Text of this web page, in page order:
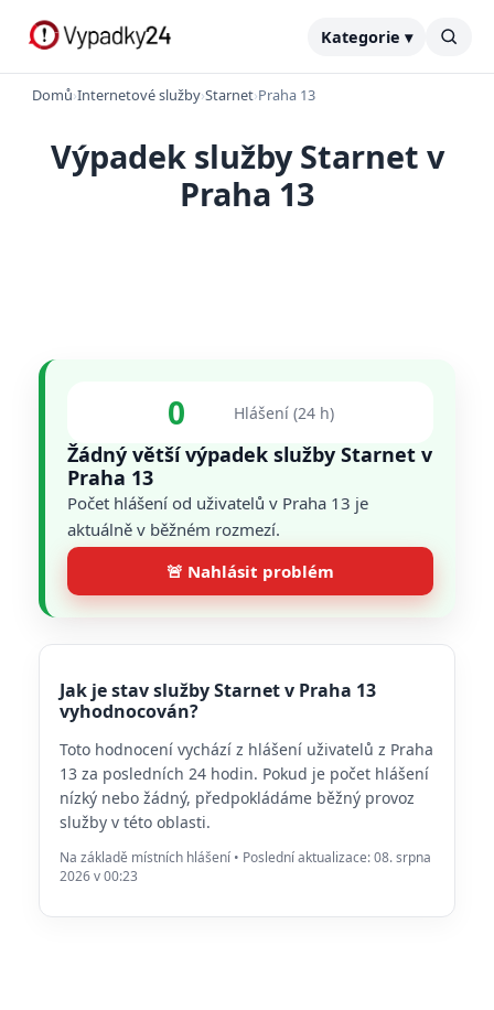
Kategorie ▾
Domů›Internetové služby›Starnet›Praha 13
Výpadek služby Starnet v
Praha 13
0 Hlášení (24 h)
Žádný větší výpadek služby Starnet v
Praha 13
Počet hlášení od uživatelů v Praha 13 je
aktuálně v běžném rozmezí.
🚨 Nahlásit problém
Jak je stav služby Starnet v Praha 13
vyhodnocován?
Toto hodnocení vychází z hlášení uživatelů z Praha
13 za posledních 24 hodin. Pokud je počet hlášení
nízký nebo žádný, předpokládáme běžný provoz
služby v této oblasti.
Na základě místních hlášení • Poslední aktualizace: 08. srpna
2026 v 00:23